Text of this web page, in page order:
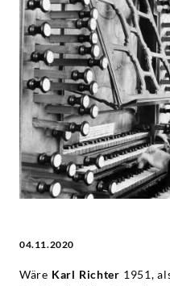
Richter
Gesamtedition
Karl
Richter
Deutsche
04.11.2020
Wäre Karl Richter 1951,